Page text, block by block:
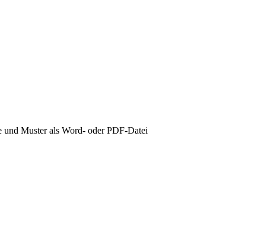
Muster als Word- oder PDF-Datei